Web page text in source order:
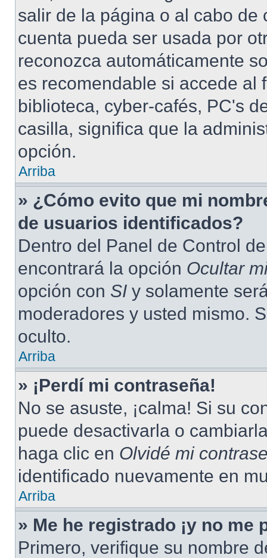
salir de la página o al cabo de
cuenta pueda ser usada por
reconozca automáticamente
es recomendable si accede al
biblioteca, cyber-cafés, PC's
casilla, significa que la
opción.
Arriba
» ¿Cómo evito que mi
de usuarios identificados?
Dentro del Panel de Control
encontrará la opción Ocultar
opción con SI y solamente
moderadores y usted mismo.
oculto.
Arriba
» ¡Perdí mi contraseña!
No se asuste, ¡calma! Si su
puede desactivarla o
haga clic en Olvidé mi
identificado nuevamente en
Arriba
» Me he registrado ¡y no me
Primero, verifique su nombre